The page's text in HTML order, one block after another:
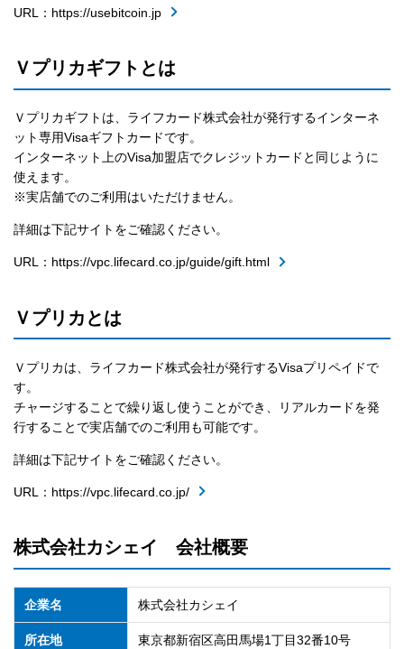
URL：https://usebitcoin.jp
Ｖプリカギフトとは
Ｖプリカギフトは、ライフカード株式会社が発行するインターネ
ット専用Visaギフトカードです。
インターネット上のVisa加盟店でクレジットカードと同じように
使えます。
※実店舗でのご利用はいただけません。
詳細は下記サイトをご確認ください。
URL：https://vpc.lifecard.co.jp/guide/gift.html
Ｖプリカとは
Ｖプリカは、ライフカード株式会社が発行するVisaプリペイドで
す。
チャージすることで繰り返し使うことができ、リアルカードを発
行することで実店舗でのご利用も可能です。
詳細は下記サイトをご確認ください。
URL：https://vpc.lifecard.co.jp/
株式会社カシェイ 会社概要
企業名 株式会社カシェイ
所在地 東京都新宿区高田馬場1丁目32番10号